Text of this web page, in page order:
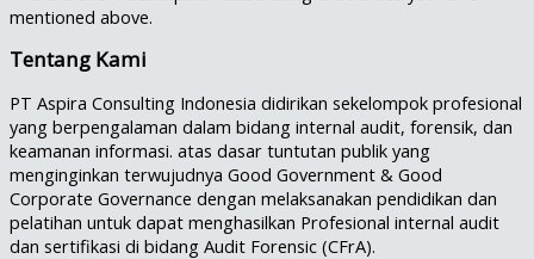
mentioned above.​
Tentang Kami
PT Aspira Consulting Indonesia didirikan sekelompok profesional
yang berpengalaman dalam bidang internal audit, forensik, dan
keamanan informasi. atas dasar tuntutan publik yang
menginginkan terwujudnya Good Government & Good
Corporate Governance dengan melaksanakan pendidikan dan
pelatihan untuk dapat menghasilkan Profesional internal audit
dan sertifikasi di bidang Audit Forensic (CFrA).